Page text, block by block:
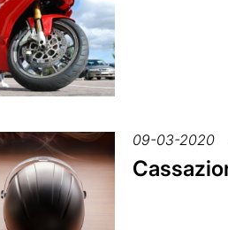
09-03-2020